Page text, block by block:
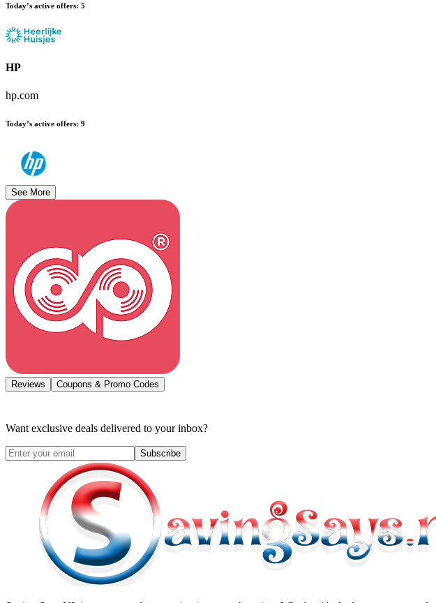
Today’s active offers: 5
HP
hp.com
Today’s active offers: 9
See More
Reviews Coupons & Promo Codes
Want exclusive deals delivered to your inbox?
Subscribe